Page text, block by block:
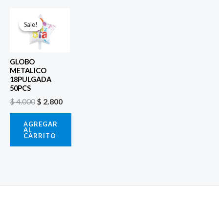
Sale!
Sale!
GLOBO
METALICO
18PULGADA
50PCS
$4.000
El
precio
original
era:
$ 4.000.
$ 2.800
AGREGAR
AL
CARRITO